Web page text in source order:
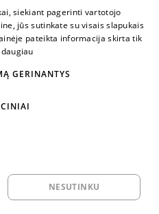
NENUSTOK
ŽAISTI
siekiant pagerinti vartotojo
jūs sutinkate su visais slapukais
pateikta informacija skirta tik
GERINANTYS
NESUTINKU